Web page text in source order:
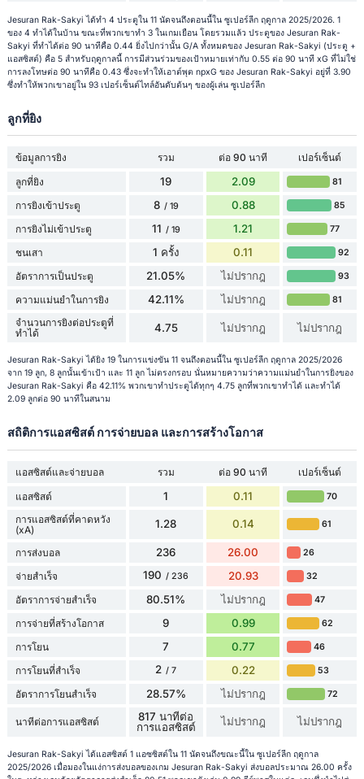
Jesuran Rak-Sakyi ได้ทำ 4 ประตูใน 11 นัดจนถึงตอนนี้ใน ซูเปอร์ลีก ฤดูกาล 2025/2026. 1
ของ 4 ทำได้ในบ้าน ขณะที่พวกเขาทำ 3 ในเกมเยือน โดยรวมแล้ว ประตูของ Jesuran Rak-
Sakyi ที่ทำได้ต่อ 90 นาทีคือ 0.44 ยิ่งไปกว่านั้น G/A ทั้งหมดของ Jesuran Rak-Sakyi (ประตู +
แอสซิสต์) คือ 5 สำหรับฤดูกาลนี้ การมีส่วนร่วมของเป้าหมายเท่ากับ 0.55 ต่อ 90 นาที xG ที่ไม่ใช่
การลงโทษต่อ 90 นาทีคือ 0.43 ซึ่งจะทำให้เอาต์พุต npxG ของ Jesuran Rak-Sakyi อยู่ที่ 3.90
ซึ่งทำให้พวกเขาอยู่ใน 93 เปอร์เซ็นต์ไทล์อันดับต้นๆ ของผู้เล่น ซูเปอร์ลีก
ลูกที่ยิง
ข้อมูลการยิง รวม ต่อ 90 นาที
เปอร์เซ็นต์
ลูกที่ยิง
19 2.09 81
การยิงเข้าประตู 8 / 19 0.88 85
การยิงไม่เข้าประตู 11 / 19 1.21 77
ชนเสา 1 ครั้ง 0.11 92
อัตราการเป็นประตู 21.05% ไม่ปรากฎ 93
ความแม่นยำในการยิง 42.11% ไม่ปรากฎ 81
จำนวนการยิงต่อประตูที่
ทำได้
4.75 ไม่ปรากฎ ไม่ปรากฎ
Jesuran Rak-Sakyi ได้ยิง 19 ในการแข่งขัน 11 จนถึงตอนนี้ใน ซูเปอร์ลีก ฤดูกาล 2025/2026
จาก 19 ลูก, 8 ลูกนั้นเข้าเป้า และ 11 ลูก ไม่ตรงกรอบ นั่นหมายความว่าความแม่นยำในการยิงของ
Jesuran Rak-Sakyi คือ 42.11% พวกเขาทำประตูได้ทุกๆ 4.75 ลูกที่พวกเขาทำได้ และทำได้
2.09 ลูกต่อ 90 นาทีในสนาม
สถิติการแอสซิสต์ การจ่ายบอล และการสร้างโอกาส
แอสซิสต์และจ่ายบอล รวม ต่อ 90 นาที
เปอร์เซ็นต์
แอสซิสต์
1 0.11 70
การแอสซิสต์ที่คาดหวัง
(xA)
1.28 0.14 61
การส่งบอล 236 26.00 26
จ่ายสำเร็จ 190 / 236 20.93 32
อัตราการจ่ายสำเร็จ 80.51% ไม่ปรากฎ 47
การจ่ายที่สร้างโอกาส 9 0.99 62
การโยน 7 0.77 46
การโยนที่สำเร็จ 2 / 7 0.22 53
อัตราการโยนสำเร็จ 28.57% ไม่ปรากฎ 72
นาทีต่อการแอสซิสต์
817 นาทีต่อ
การแอสซิสต์
ไม่ปรากฎ ไม่ปรากฎ
Jesuran Rak-Sakyi ได้แอสซิสต์ 1 แอซซิสต์ใน 11 นัดจนถึงขณะนี้ใน ซูเปอร์ลีก ฤดูกาล
2025/2026 เมื่อมองในแง่การส่งบอลของเกม Jesuran Rak-Sakyi ส่งบอลประมาณ 26.00 ครั้ง